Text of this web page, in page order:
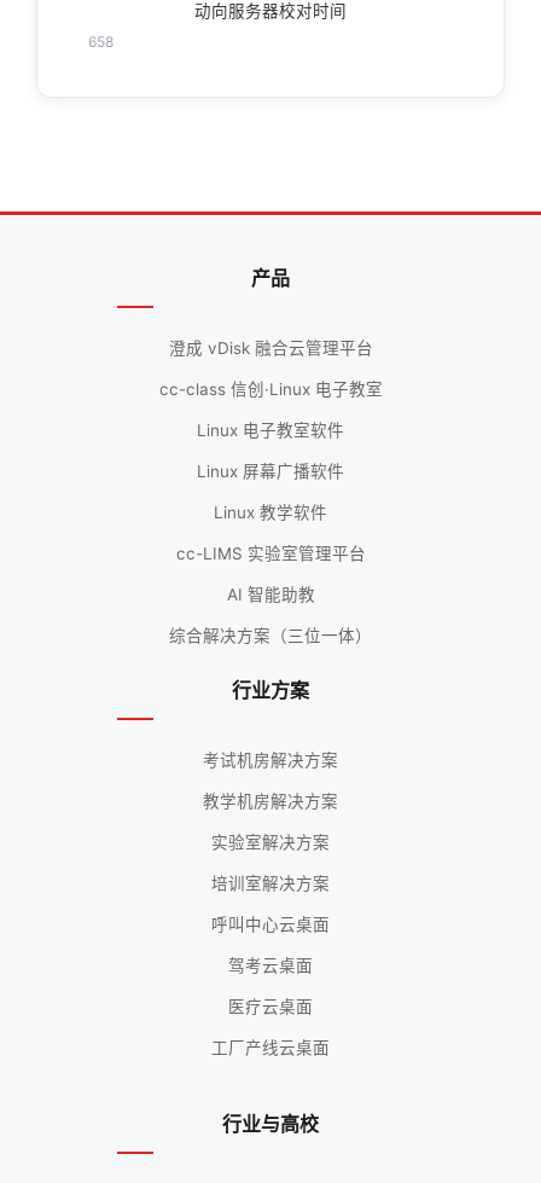
动向服务器校对时间
658
产品
澄成 vDisk 融合云管理平台
cc-class 信创·Linux 电子教室
Linux 电子教室软件
Linux 屏幕广播软件
Linux 教学软件
cc-LIMS 实验室管理平台
AI 智能助教
综合解决方案（三位一体）
行业方案
考试机房解决方案
教学机房解决方案
实验室解决方案
培训室解决方案
呼叫中心云桌面
驾考云桌面
医疗云桌面
工厂产线云桌面
行业与高校